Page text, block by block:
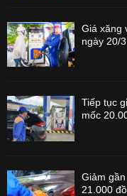
Giá xăng
ngày 20/3
Tiếp tục
mốc
Giảm
21.000